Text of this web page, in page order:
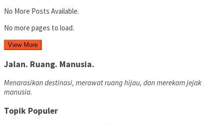
No More Posts Available.
No more pages to load.
View More
Jalan. Ruang. Manusia.
Menarasikan destinasi, merawat ruang hijau, dan merekam jejak
manusia.
Topik Populer